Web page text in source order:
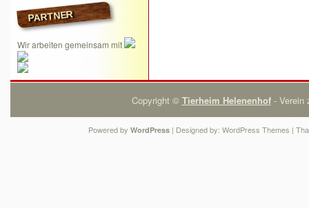
PARTNER
Wir arbeiten gemeinsam mit
Copyright © Tierheim Helenenhof- Verein
Powered by WordPress | Designed by: WordPress Themes |